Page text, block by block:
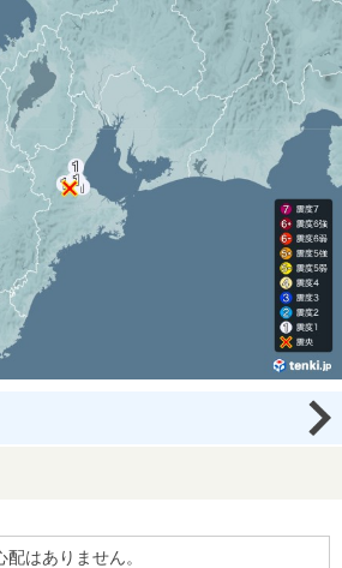
はありません。